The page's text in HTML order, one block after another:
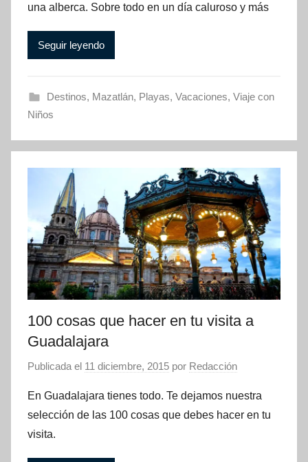
una alberca. Sobre todo en un día caluroso y más
Seguir leyendo
Destinos, Mazatlán, Playas, Vacaciones, Viaje con
Niños
100 cosas que hacer en tu visita a
Guadalajara
Publicada el 11 diciembre, 2015 por Redacción
En Guadalajara tienes todo. Te dejamos nuestra
selección de las 100 cosas que debes hacer en tu
visita.